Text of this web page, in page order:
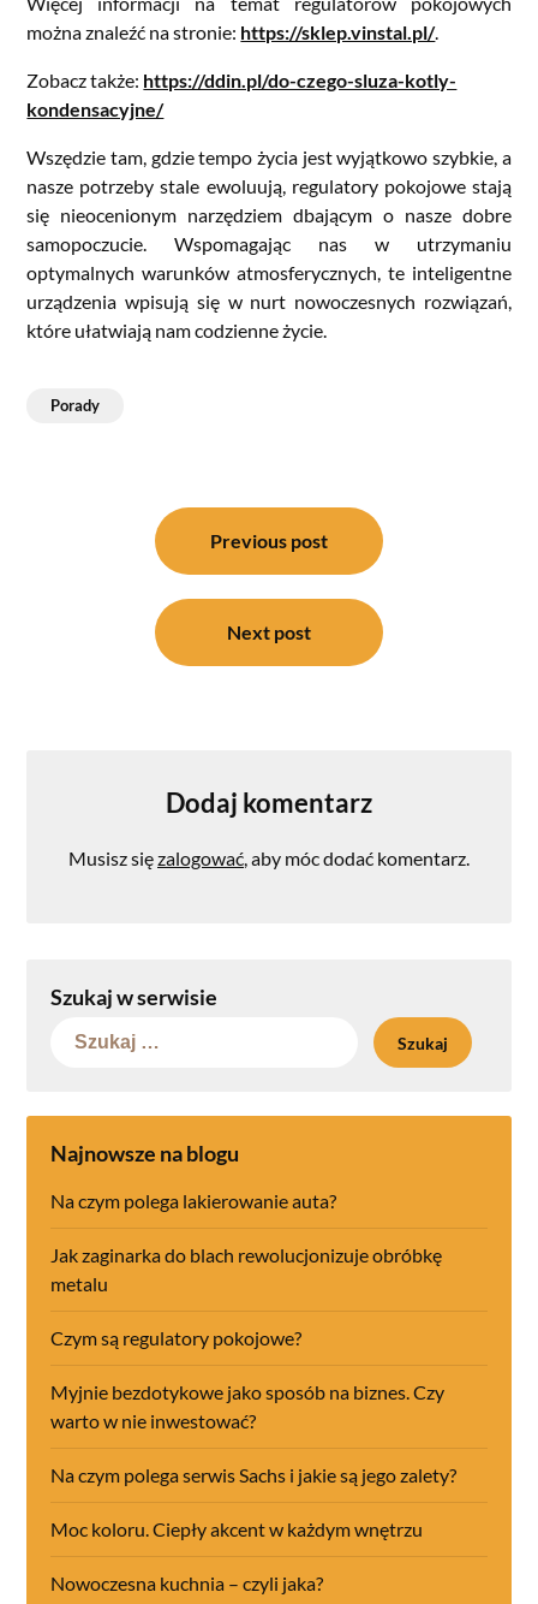
można znaleźć na stronie: https://sklep.vinstal.pl/.
Zobacz także: https://ddin.pl/do-czego-sluza-kotly-
kondensacyjne/
Wszędzie tam, gdzie tempo życia jest wyjątkowo szybkie, a
nasze potrzeby stale ewoluują, regulatory pokojowe stają
się nieocenionym narzędziem dbającym o nasze dobre
samopoczucie. Wspomagając nas w utrzymaniu
optymalnych warunków atmosferycznych, te inteligentne
urządzenia wpisują się w nurt nowoczesnych rozwiązań,
które ułatwiają nam codzienne życie.
Porady
Previous post
Next post
Dodaj komentarz
Musisz sięzalogować, aby móc dodać komentarz.
Szukaj w serwisie
Szukaj:
Najnowsze na blogu
Na czym polega lakierowanie auta?
Jak zaginarka do blach rewolucjonizuje obróbkę
metalu
Czym są regulatory pokojowe?
Myjnie bezdotykowe jako sposób na biznes. Czy
warto w nie inwestować?
Na czym polega serwis Sachs i jakie są jego zalety?
Moc koloru. Ciepły akcent w każdym wnętrzu
Nowoczesna kuchnia – czyli jaka?